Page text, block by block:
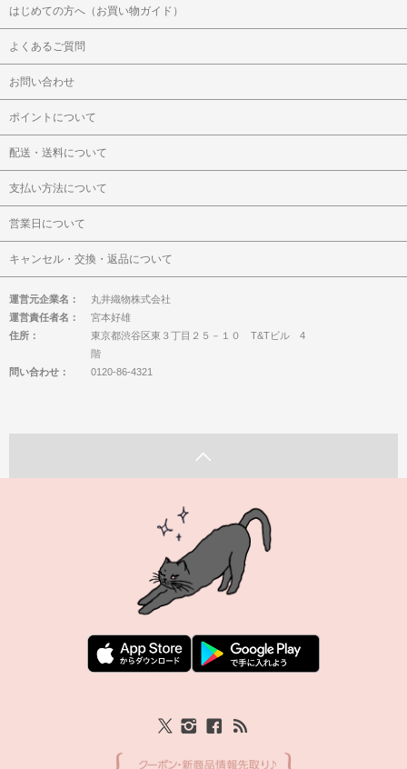
はじめての方へ（お買い物ガイド）
よくあるご質問
お問い合わせ
ポイントについて
配送・送料について
支払い方法について
営業日について
キャンセル・交換・返品について
運営元企業名：
丸井織物株式会社
運営責任者名：
宮本好雄
住所：
東京都渋谷区東３丁目２５－１０ T&Tビル 4
階
問い合わせ：
0120-86-4321